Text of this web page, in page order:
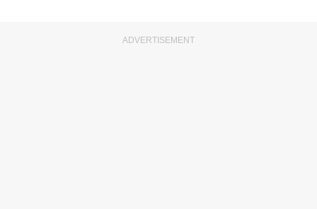
ADVERTISEMENT